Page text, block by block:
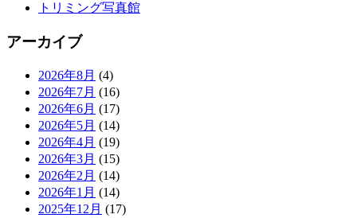
トリミング写真館
アーカイブ
2026年8月 (4)
2026年7月 (16)
2026年6月 (17)
2026年5月 (14)
2026年4月 (19)
2026年3月 (15)
2026年2月 (14)
2026年1月 (14)
2025年12月 (17)